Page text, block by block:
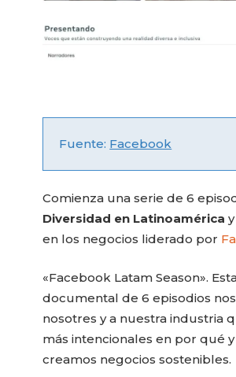
Fuente: Facebook
Comienza una serie de 6
Diversidad en Latinoamérica
en los negocios liderado por
«Facebook Latam Season».
documental de 6 episodios
nosotres y a nuestra industria
más intencionales en por qué
creamos negocios sostenibles.